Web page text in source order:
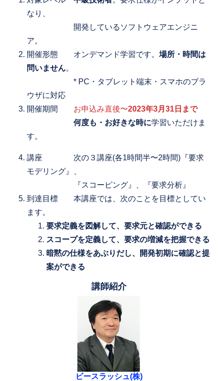
なり、
開発しているソフトウェアエンジニ
ア。
開催形態 オンデマンド学習です。 場所・時間は
問いません。
* PC・タブレット端末・スマホのブラ
ウザに対応
開催期間 お申込み直後〜2023年3月31日まで
何度も・お好きな時に学習いただけま
す。
講座 次の３講座(各1時間半〜2時間)『要求
モデリング』、
『スコーピング』、『要求分析』
到達目標 本講座では、次のことを目標としてい
ます。
要求定義を図解して、要求元と確認ができる
スコープを定義して、要求の増減を把握できる
暗黙の仕様をあぶりだし、開発初期に確認と提
案ができる
講師紹介
ビースラッシュ(株)